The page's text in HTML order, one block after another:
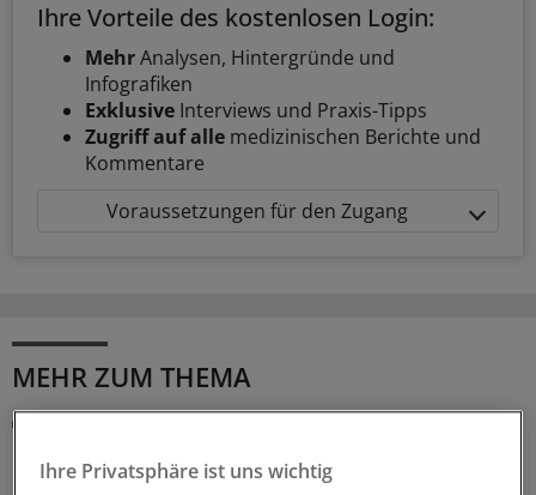
Ihre Vorteile des kostenlosen Login:
MehrAnalysen, Hintergründe und
Infografiken
Exklusive Interviews und Praxis-Tipps
Zugriff auf alle medizinischen Berichte und
Kommentare
Voraussetzungen für den Zugang
MEHR ZUM THEMA
Cannabistherapie
Ihre Privatsphäre ist uns wichtig